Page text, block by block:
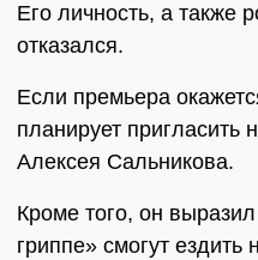
Его личность, а также
отказался.
Если премьера
планирует пригласить
Алексея Сальникова.
Кроме того, он
гриппе» смогут ездить